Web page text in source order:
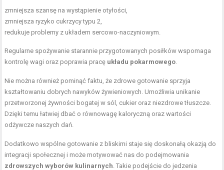
zmniejsza szansę na wystąpienie otyłości,
zmniejsza ryzyko cukrzycy typu 2,
redukuje problemy z układem sercowo-naczyniowym.
Regularne spożywanie starannie przygotowanych posiłków wspomaga
kontrolę wagi oraz poprawia pracę układu pokarmowego
Nie można również pominąć faktu, że zdrowe gotowanie sprzyja
kształtowaniu dobrych nawyków żywieniowych. Umożliwia unikanie
przetworzonej żywności bogatej w sól, cukier oraz niezdrowe tłuszcze.
Dzięki temu łatwiej dbać o równowagę kaloryczną oraz wartości
odżywcze naszych dań.
Dodatkowo wspólne gotowanie z bliskimi staje się doskonałą okazją do
integracji społecznej i może motywować nas do podejmowania
zdrowszych wyborów kulinarnych . Takie podejście do jedzenia